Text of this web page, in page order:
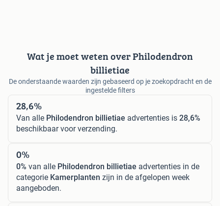
Wat je moet weten over Philodendron
billietiae
De onderstaande waarden zijn gebaseerd op je zoekopdracht en de
ingestelde filters
28,6%
Van alle Philodendron billietiae advertenties is 28,6%
beschikbaar voor verzending.
0%
0% van alle Philodendron billietiae advertenties in de
categorie Kamerplanten zijn in de afgelopen week
aangeboden.